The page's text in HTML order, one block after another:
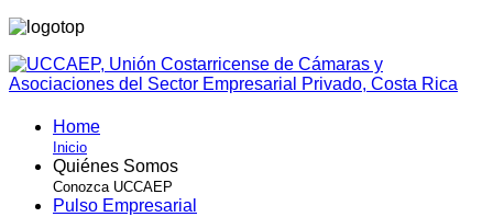
Home
Inicio
Quiénes Somos
Conozca UCCAEP
Pulso Empresarial